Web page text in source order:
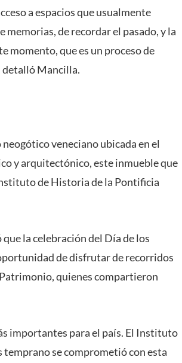
a espacios que usualmente
memorias, de recordar el pasado, y la
momento, que es un proceso de
detalló Mancilla.
veneciano ubicada en el
y arquitectónico, este inmueble que
de Historia de la Pontificia
la celebración del Día de los
de disfrutar de recorridos
quienes compartieron
importantes para el país. El Instituto
se comprometió con esta